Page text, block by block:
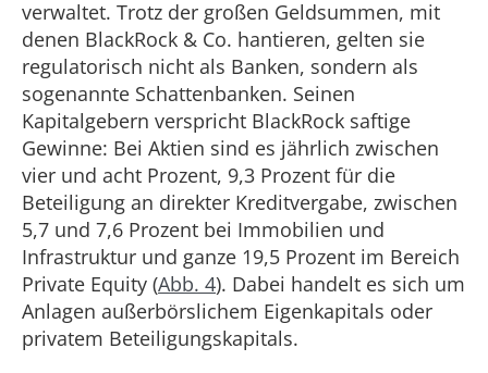
verwaltet. Trotz der großen Geldsummen, mit
denen BlackRock & Co. hantieren, gelten sie
regulatorisch nicht als Banken, sondern als
sogenannte Schattenbanken. Seinen
Kapitalgebern verspricht BlackRock saftige
Gewinne: Bei Aktien sind es jährlich zwischen
vier und acht Prozent, 9,3 Prozent für die
Beteiligung an direkter Kreditvergabe, zwischen
5,7 und 7,6 Prozent bei Immobilien und
Infrastruktur und ganze 19,5 Prozent im Bereich
Private Equity (Abb. 4). Dabei handelt es sich um
Anlagen außerbörslichem Eigenkapitals oder
privatem Beteiligungskapitals.